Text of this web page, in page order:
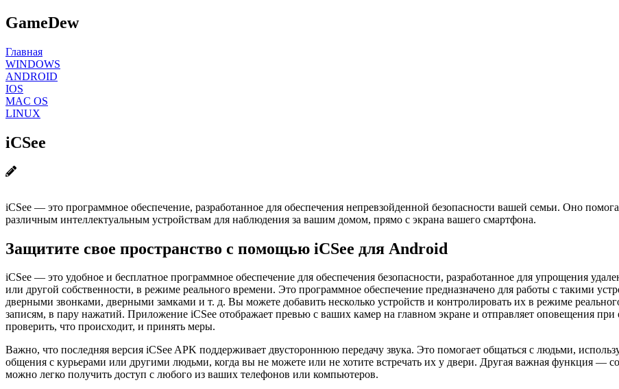
GameDew
Главная
WINDOWS
ANDROID
IOS
MAC OS
LINUX
iCSee
iCSee — это программное обеспечение, разработанное для обеспечения непревзойденной безопасности вашей семьи. Оно
различным интеллектуальным устройствам для наблюдения за вашим домом, прямо с экрана вашего смартфона.
Защитите свое пространство с помощью iCSee для Android
iCSee — это удобное и бесплатное программное обеспечение для обеспечения безопасности, разработанное для упрощения
или другой собственности, в режиме реального времени. Это программное обеспечение предназначено для работы с такими
дверными звонками, дверными замками и т. д. Вы можете добавить несколько устройств и контролировать их в режиме
записям, в пару нажатий. Приложение iCSee отображает превью с ваших камер на главном экране и отправляет оповещения
проверить, что происходит, и принять меры.
Важно, что последняя версия iCSee APK поддерживает двустороннюю передачу звука. Это помогает общаться с людьми,
общения с курьерами или другими людьми, когда вы не можете или не хотите встречать их у двери. Другая важная функция —
можно легко получить доступ с любого из ваших телефонов или компьютеров.